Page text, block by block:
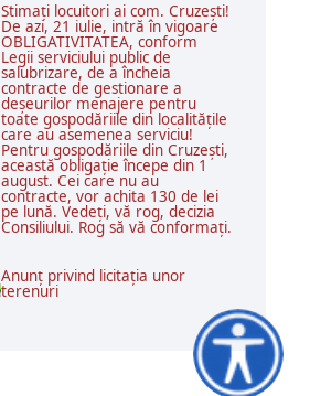
Stimați locuitori ai com. Cruzești!
De azi, 21 iulie, intră în vigoare
OBLIGATIVITATEA, conform
Legii serviciului public de
salubrizare, de a încheia
contracte de gestionare a
deșeurilor menajere pentru
toate gospodăriile din localitățile
care au asemenea serviciu!
Pentru gospodăriile din Cruzești,
această obligație începe din 1
august. Cei care nu au
contracte, vor achita 130 de lei
pe lună. Vedeți, vă rog, decizia
Consiliului. Rog să vă conformați.
Anunț privind licitația unor
terenuri
Accesibilitate